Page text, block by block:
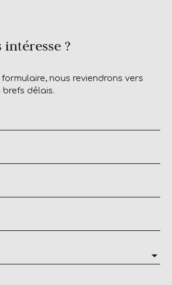
intéresse ?
nous reviendrons vers
délais.